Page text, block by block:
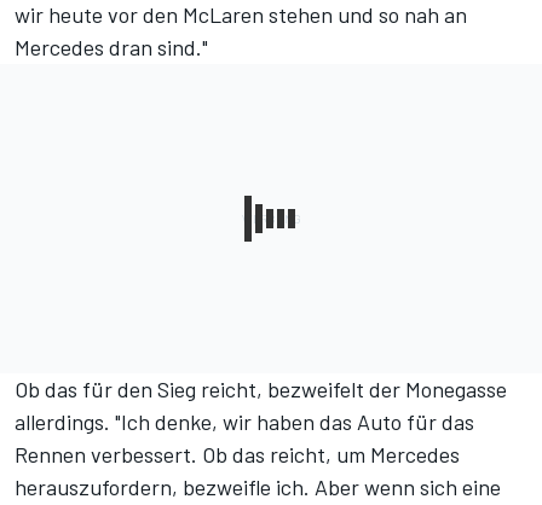
wir heute vor den McLaren stehen und so nah an
Mercedes dran sind."
Ob das für den Sieg reicht, bezweifelt der Monegasse
allerdings. "Ich denke, wir haben das Auto für das
Rennen verbessert. Ob das reicht, um Mercedes
herauszufordern, bezweifle ich. Aber wenn sich eine